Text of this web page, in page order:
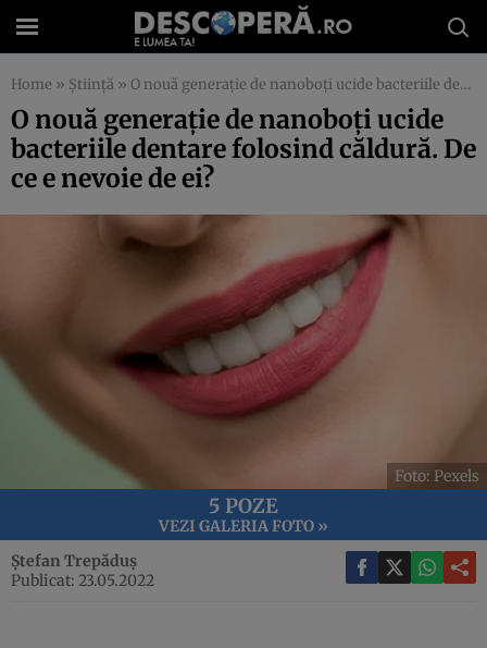
Home » Știință » O nouă generație de nanoboți ucide bacteriile dentare folosind căldură. De ce e nevoie de ei?
O nouă generație de nanoboți ucide
bacteriile dentare folosind căldură. De
ce e nevoie de ei?
Foto: Pexels
5 POZE
VEZI GALERIA FOTO »
Ștefan Trepăduș
Publicat: 23.05.2022